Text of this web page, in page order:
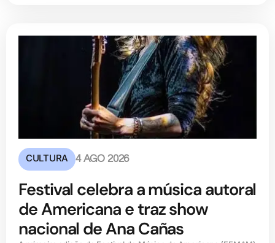
CULTURA 4 AGO 2026
Festival celebra a música autoral
de Americana e traz show
nacional de Ana Cañas